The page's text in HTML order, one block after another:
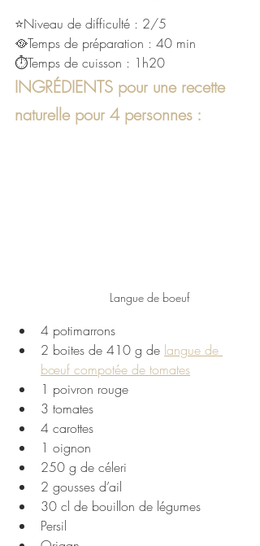
⭐Niveau de difficulté : 2/5
🥘Temps de préparation : 40 min
⏱Temps de cuisson : 1h20
INGRÉDIENTS pour une recette
naturelle pour 4 personnes :
Langue de boeuf
4 potimarrons
2 boites de 410 g de langue de
bœuf compotée de tomates
1 poivron rouge
3 tomates
4 carottes
1 oignon
250 g de céleri
2 gousses d’ail
30 cl de bouillon de légumes
Persil